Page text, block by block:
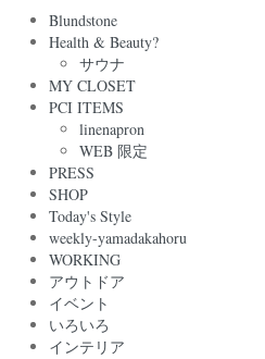
Blundstone
Health & Beauty?
サウナ
MY CLOSET
PCI ITEMS
linenapron
WEB 限定
PRESS
SHOP
Today's Style
weekly-yamadakahoru
WORKING
アウトドア
イベント
いろいろ
インテリア